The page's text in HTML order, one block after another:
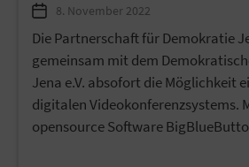
8. November 2022
Die Partnerschaft für Demokratie
gemeinsam mit dem
Jena e.V. absofort die Möglichkeit
digitalen Videokonferenzsystems.
opensource Software